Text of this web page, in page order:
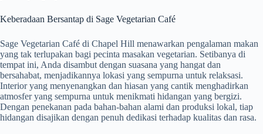
Keberadaan Bersantap di Sage Vegetarian Café
Sage Vegetarian Café di Chapel Hill menawarkan pengalaman makan
yang tak terlupakan bagi pecinta masakan vegetarian. Setibanya di
tempat ini, Anda disambut dengan suasana yang hangat dan
bersahabat, menjadikannya lokasi yang sempurna untuk relaksasi.
Interior yang menyenangkan dan hiasan yang cantik menghadirkan
atmosfer yang sempurna untuk menikmati hidangan yang bergizi.
Dengan penekanan pada bahan-bahan alami dan produksi lokal, tiap
hidangan disajikan dengan penuh dedikasi terhadap kualitas dan rasa.